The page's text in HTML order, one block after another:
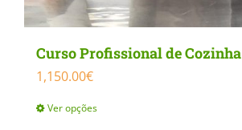
Curso Profissional de Cozinha
1,150.00€
Ver opções